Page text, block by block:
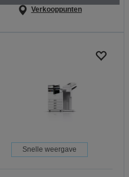
Verkooppunten
Snelle weergave